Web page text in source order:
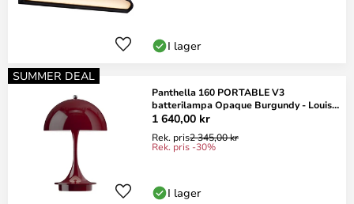
I lager
SUMMER DEAL
Panthella 160 PORTABLE V3
batterilampa Opaque Burgundy - Louis
Poulsen
1 640,00 kr
Rek. pris2 345,00 kr
Rek. pris -30%
I lager